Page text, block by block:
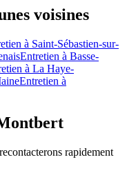
voisines
à Saint-Sébastien-sur-
Entretien à Basse-
à La Haye-
Entretien à
rapidement